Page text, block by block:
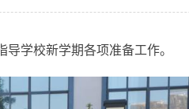
学校新学期各项准备工作。